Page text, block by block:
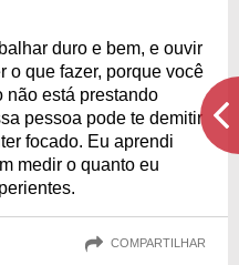
duro e bem, e ouvir
o que fazer, porque você
não está prestando
pessoa pode te demitir
focado. Eu aprendi
medir o quanto eu
COMPARTILHAR